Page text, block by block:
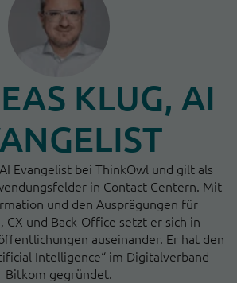
KLUG, AI
Evangelist bei ThinkOwl und gilt als
in Contact Centern. Mit
und den Ausprägungen für
CX und Back-Office setzt er sich in
auseinander. Er hat den
Intelligence“ im Digitalverband
Bitkom gegründet.